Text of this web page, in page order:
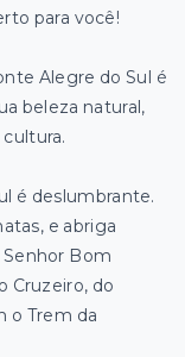
para você!
Alegre do Sul é
beleza natural,
é deslumbrante.
e abriga
Bom
Cruzeiro, do
o Trem da